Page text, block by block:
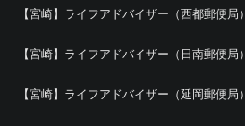
【宮崎】ライフアドバイザー（西都郵便局）
【宮崎】ライフアドバイザー（日南郵便局）
【宮崎】ライフアドバイザー（延岡郵便局）